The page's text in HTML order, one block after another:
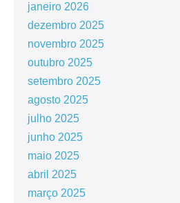
janeiro 2026
dezembro 2025
novembro 2025
outubro 2025
setembro 2025
agosto 2025
julho 2025
junho 2025
maio 2025
abril 2025
março 2025